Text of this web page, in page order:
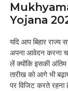
Yojana
यदि आप बिहार राज्य
अपना आवेदन करना
लें क्योंकि इसकी अंतिम
तारीख को आगे भी
पर विजिट करते रहना